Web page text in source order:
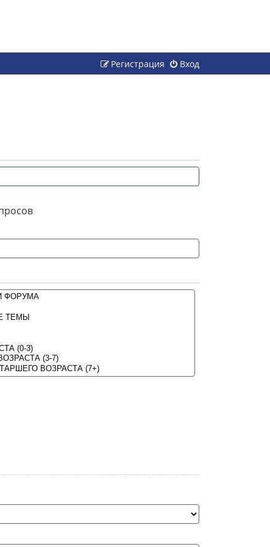
Вход
Регистрация